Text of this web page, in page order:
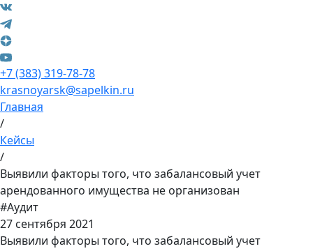
+7 (383) 319-78-78
krasnoyarsk@sapelkin.ru
Главная
/
Кейсы
/
Выявили факторы того, что забалансовый учет
арендованного имущества не организован
#Аудит
27 сентября 2021
Выявили факторы того, что забалансовый учет